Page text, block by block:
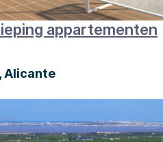
appartementen
Alicante